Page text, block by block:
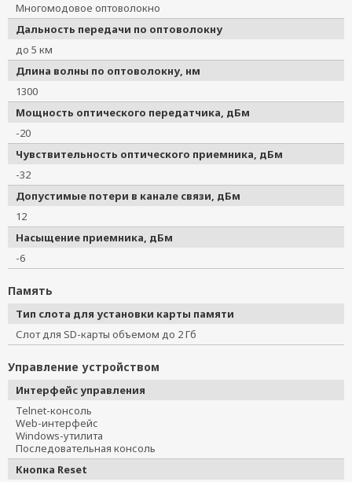
Многомодовое оптоволокно
Дальность передачи по оптоволокну
до 5 км
Длина волны по оптоволокну, нм
1300
Мощность оптического передатчика, дБм
-20
Чувствительность оптического приемника, дБм
-32
Допустимые потери в канале связи, дБм
12
Насыщение приемника, дБм
-6
Память
Тип слота для установки карты памяти
Слот для SD-карты объемом до 2 Гб
Управление устройством
Интерфейс управления
Telnet-консоль
Web-интерфейс
Windows-утилита
Последовательная консоль
Кнопка Reset